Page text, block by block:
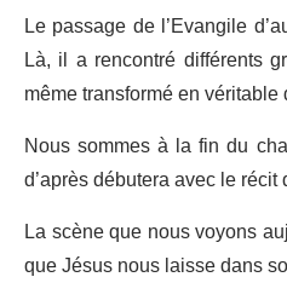
Le passage de l’Evangile
Là, il a rencontré différents
même transformé en
Nous sommes à la fin du
d’après débutera avec le
La scène que nous voyons
que Jésus nous laisse dans